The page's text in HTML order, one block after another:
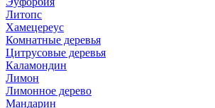
Литопс
Хамецереус
Комнатные деревья
Цитрусовые деревья
Каламондин
Лимон
Лимонное дерево
Мандарин